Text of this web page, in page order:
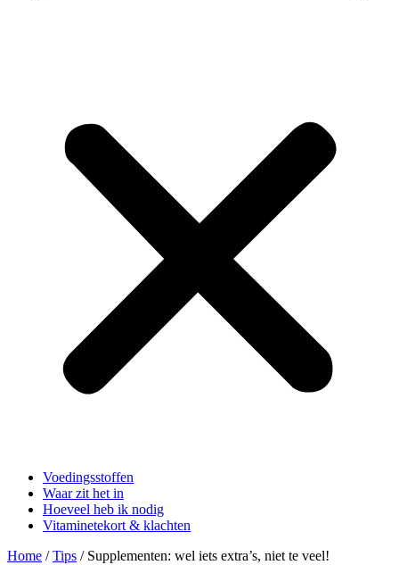
Voedingsstoffen
Waar zit het in
Hoeveel heb ik nodig
Vitaminetekort & klachten
Home /Tips / Supplementen: wel iets extra’s, niet te veel!